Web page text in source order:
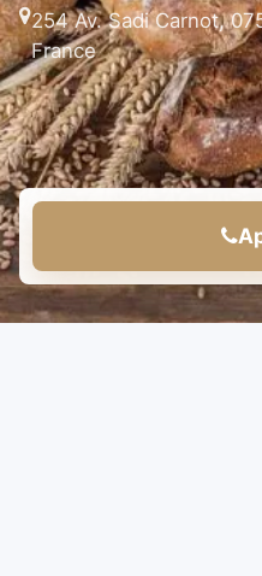
254 Av. Sadi Carnot,
France